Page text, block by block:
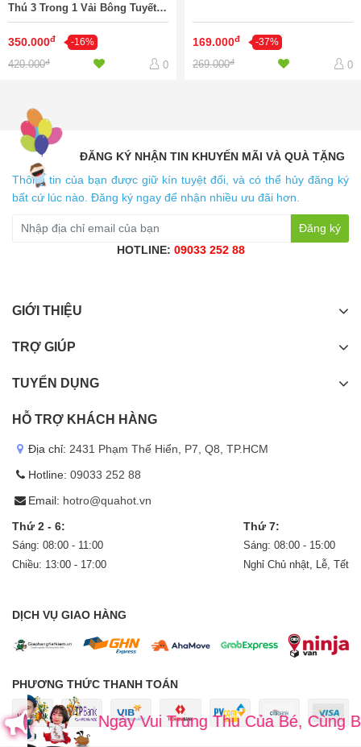
Thú 3 Trong 1 Vải Bông Tuyết
Siêu Mềm
350.000đ -16%
420.000đ 0
169.000đ -37%
269.000đ 0
ĐĂNG KÝ NHẬN TIN KHUYẾN MÃI VÀ QUÀ TẶNG
Thông tin của bạn được giữ kín tuyệt đối, và có thể hủy đăng ký
bất cứ lúc nào. Đăng ký ngay để nhận nhiều ưu đãi hơn.
Đăng ký
HOTLINE: 09033 252 88
GIỚI THIỆU
TRỢ GIÚP
TUYỂN DỤNG
HỖ TRỢ KHÁCH HÀNG
Địa chỉ: 2431 Phạm Thế Hiển, P7, Q8, TP.HCM
Hotline: 09033 252 88
Email: hotro@quahot.vn
Thứ 2 - 6:
Sáng: 08:00 - 11:00
Chiều: 13:00 - 17:00
Thứ 7:
Sáng: 08:00 - 15:00
Nghỉ Chủ nhật, Lễ, Tết
DỊCH VỤ GIAO HÀNG
PHƯƠNG THỨC THANH TOÁN
Ngày Vui Trung Thu Của Bé, Cùng Bé